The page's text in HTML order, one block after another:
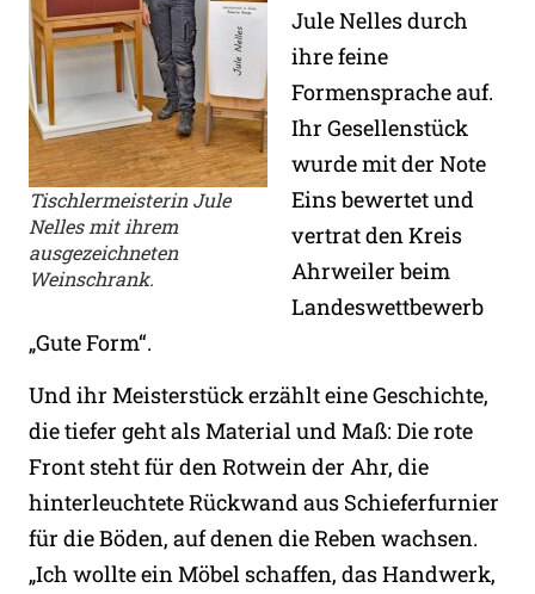
Tischlermeisterin Jule
Nelles mit ihrem
ausgezeichneten
Weinschrank.
Jule Nelles durch
ihre feine
Formensprache auf.
Ihr Gesellenstück
wurde mit der Note
Eins bewertet und
vertrat den Kreis
Ahrweiler beim
Landeswettbewerb
„Gute Form“.
Und ihr Meisterstück erzählt eine Geschichte,
die tiefer geht als Material und Maß: Die rote
Front steht für den Rotwein der Ahr, die
hinterleuchtete Rückwand aus Schieferfurnier
für die Böden, auf denen die Reben wachsen.
„Ich wollte ein Möbel schaffen, das Handwerk,